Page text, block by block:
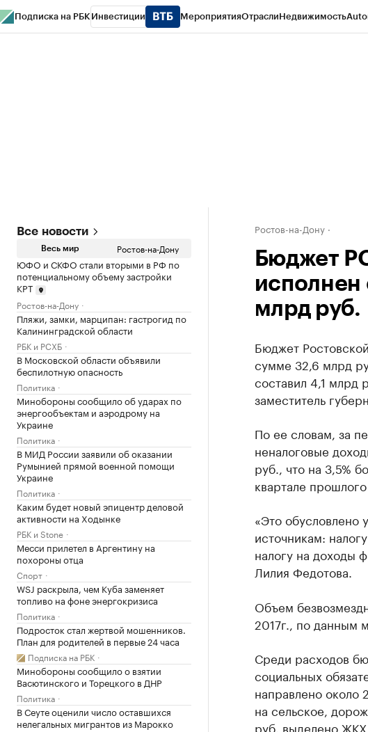
Подписка на РБК Инвестиции МероприятияОтраслиНедвижимость
Все новости
Весь мир Ростов-на-Дону
ЮФО и СКФО стали вторыми в РФ по
потенциальному объему застройки
КРТ
Ростов-на-Дону
Пляжи, замки, марципан: гастрогид по
Калининградской области
РБК и РСХБ
В Московской области объявили
беспилотную опасность
Политика
Минобороны сообщило об ударах по
энергообъектам и аэродрому на
Украине
Политика
В МИД России заявили об оказании
Румынией прямой военной помощи
Украине
Политика
Каким будет новый эпицентр деловой
активности на Ходынке
РБК и Stone
Месси прилетел в Аргентину на
похороны отца
Спорт
WSJ раскрыла, чем Куба заменяет
топливо на фоне энергокризиса
Политика
Подросток стал жертвой мошенников.
План для родителей в первые 24 часа
Подписка на РБК
Минобороны сообщило о взятии
Васютинского и Торецкого в ДНР
Политика
В Сеуте оценили число оставшихся
нелегальных мигрантов из Марокко
Ростов-на-Дону
Бюджет
млрд руб.
Бюджет
сумме 32,6 млрд
составил 4,1 млрд
заместитель
По ее словам, за
неналоговые
руб., что на 3,5%
квартале прошлого
«Это обусловлено
источникам:
налогу на доходы
Лилия Федотова.
Объем
2017г., по данным
Среди расходов
социальных
направлено около
на сельское,
руб. выделено ЖКХ